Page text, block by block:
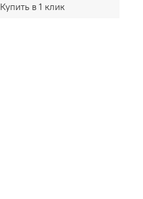
Купить в 1 клик